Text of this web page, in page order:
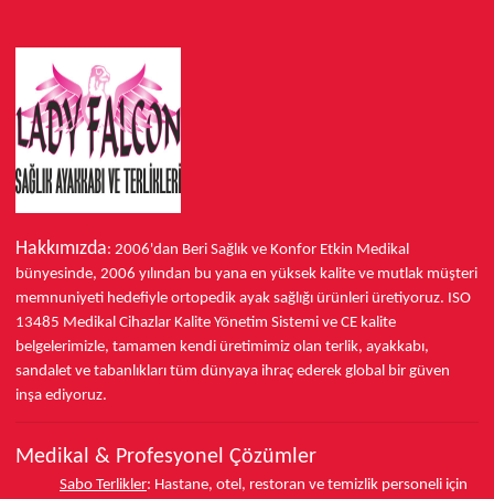
Hakkımızda: 2006'dan Beri Sağlık ve Konfor Etkin Medikal
bünyesinde, 2006 yılından bu yana en yüksek kalite ve mutlak müşteri
memnuniyeti hedefiyle ortopedik ayak sağlığı ürünleri üretiyoruz. ISO
13485 Medikal Cihazlar Kalite Yönetim Sistemi ve CE kalite
belgelerimizle, tamamen kendi üretimimiz olan terlik, ayakkabı,
sandalet ve tabanlıkları tüm dünyaya ihraç ederek global bir güven
inşa ediyoruz.
Medikal & Profesyonel Çözümler
Sabo Terlikler: Hastane, otel, restoran ve temizlik personeli için